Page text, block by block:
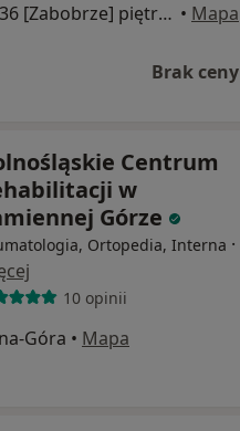
Noskowskiego 10/236 [Zabobrze] piętro 10-te, Jelenia Góra • Mapa
Brak ceny
Centrum
w
Górze
Ortopedia, Interna ·
10 opinii
Góra • Mapa